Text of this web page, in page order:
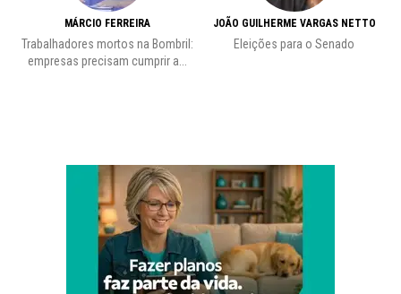
MÁRCIO FERREIRA
Trabalhadores mortos na Bombril:
empresas precisam cumprir a...
JOÃO GUILHERME VARGAS NETTO
Eleições para o Senado